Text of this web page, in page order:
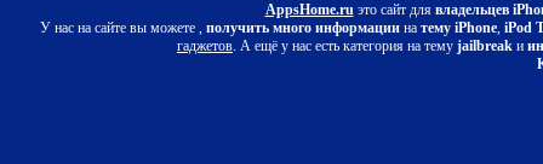
AppsHome.ruэто сайт для владельцев
У нас на сайте вы можете , получить много информациина тему iPhone,iPod
гаджетов. А ещё у нас есть категория на тему jailbreak и